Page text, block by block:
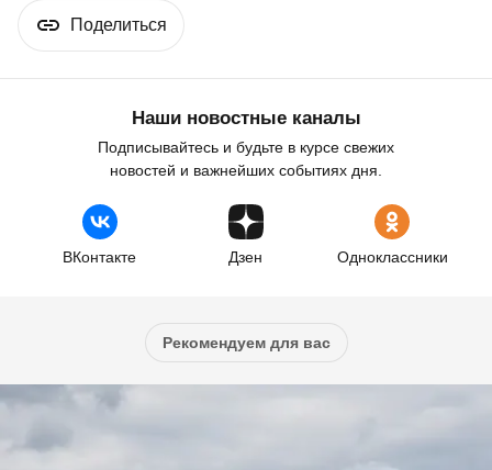
Поделиться
Наши новостные каналы
Подписывайтесь и будьте в курсе свежих
новостей и важнейших событиях дня.
ВКонтакте Дзен Одноклассники
Рекомендуем для вас